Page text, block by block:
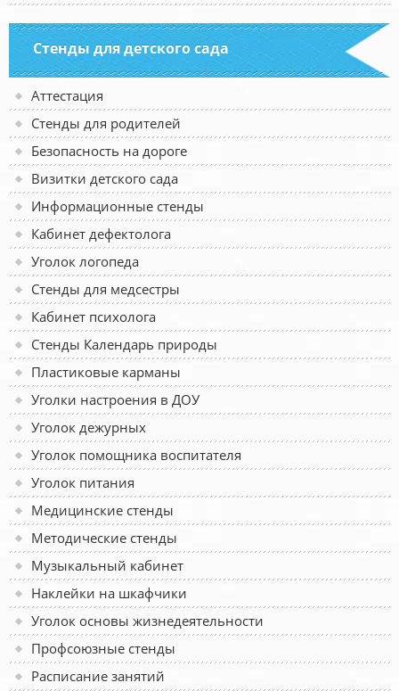
Стенды для детского сада
Аттестация
Стенды для родителей
Безопасность на дороге
Визитки детского сада
Информационные стенды
Кабинет дефектолога
Уголок логопеда
Стенды для медсестры
Кабинет психолога
Стенды Календарь природы
Пластиковые карманы
Уголки настроения в ДОУ
Уголок дежурных
Уголок помощника воспитателя
Уголок питания
Медицинские стенды
Методические стенды
Музыкальный кабинет
Наклейки на шкафчики
Уголок основы жизнедеятельности
Профсоюзные стенды
Расписание занятий